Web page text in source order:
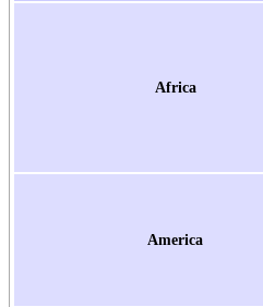
Africa
America